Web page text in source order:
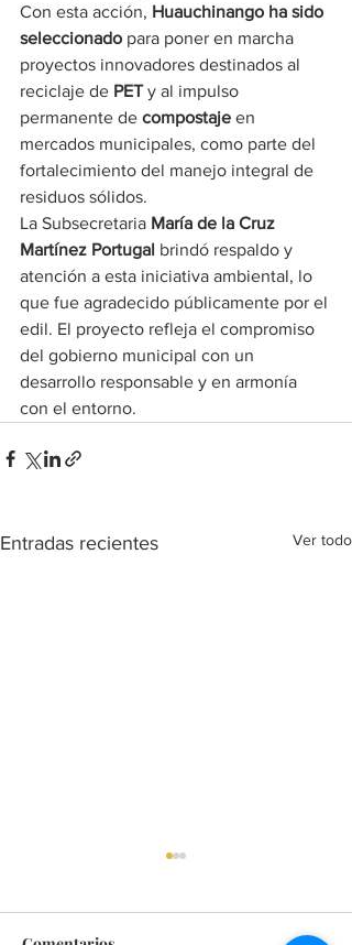
Con esta acción, Huauchinango ha sido
seleccionado para poner en marcha
proyectos innovadores destinados al
reciclaje de PET y al impulso
permanente de compostaje en
mercados municipales, como parte del
fortalecimiento del manejo integral de
residuos sólidos.
La Subsecretaria María de la Cruz
Martínez Portugal brindó respaldo y
atención a esta iniciativa ambiental, lo
que fue agradecido públicamente por el
edil. El proyecto refleja el compromiso
del gobierno municipal con un
desarrollo responsable y en armonía
con el entorno.
Entradas recientes Ver todo